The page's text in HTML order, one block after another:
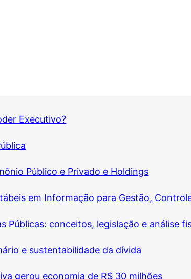
Executivo?
Público e Privado e Holdings
em Informação para Gestão,
Públicas: conceitos, legislação e análise
e sustentabilidade da dívida
gerou economia de R$ 30 milhões